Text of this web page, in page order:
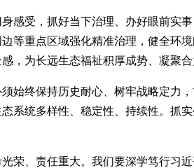
感受，抓好当下治理、办好眼前
等重点区域强化精准治理，健全
，为长远生态福祉积厚成势、凝聚合
始终保持历史耐心、树牢战略定力
系统多样性、稳定性、持续性。抓
荣、责任重大。我们要深学笃行习